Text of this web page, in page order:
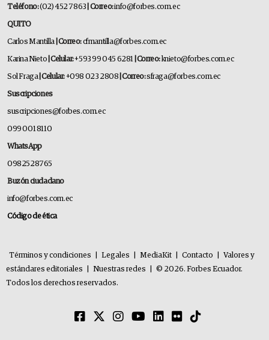
Teléfono:(02) 452 7863 | Correo:info@forbes.com.ec
QUITO
Carlos Mantilla | Correo:cfmantilla@forbes.com.ec
Karina Nieto | Celular:+593 99 045 6281 | Correo: knieto@forbes.com.ec
Sol Fraga | Celular:+098 023 2808 | Correo:sfraga@forbes.com.ec
Suscripciones
suscripciones@forbes.com.ec
099 001 8110
WhatsApp
0982528765
Buzón ciudadano
info@forbes.com.ec
Código de ética
Términos y condiciones Legales MediaKit Contacto
Valores y
estándares editoriales
Nuestras redes
© 2026. Forbes Ecuador.
Todos los derechos reservados.